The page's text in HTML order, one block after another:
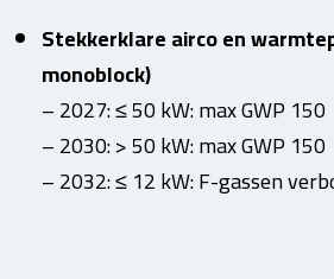
Stekkerklare airco en
monoblock)
– 2027: ≤ 50 kW: max GWP 150
– 2030: > 50 kW: max GWP 150
– 2032: ≤ 12 kW: F-gassen